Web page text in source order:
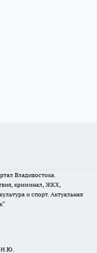
Владивостока.
криминал, ЖКХ,
и спорт. Актуальная
Н.Ю.